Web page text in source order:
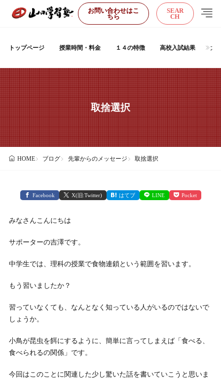
お問い合わせはこ
ちら
SEAR
CH
トップページ 授業時間・料金 １４の特徴 高校入試結果 大
取捨選択
HOME ブログ 先輩からのメッセージ 取捨選択
Facebook X(旧:Twitter) はてブ LINE Pocket
みなさんこんにちは
サポーターの吉澤です。
中学生では、理科の授業で食物連鎖という範囲を習います。
もう習いましたか？
習っていなくても、なんとなく知っている人がいるのではないで
しょうか。
小鳥が昆虫を餌にするように、簡単に言ってしまえば「食べる、
食べられるの関係」です。
今回はこのことに関連した少し驚いた話を書いていこうと思いま